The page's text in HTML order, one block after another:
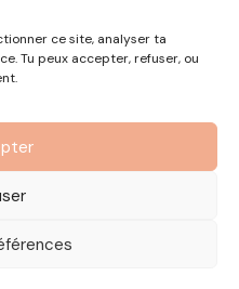
ce site, analyser ta
Tu peux accepter, refuser, ou
Marseille · SIRET
00037
auprès du préfet de la
Côte d'Azur
de confidentialité